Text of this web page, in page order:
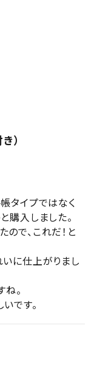
）
タイプではなく
購入しました。
で、これだ！と
いに仕上がりまし
ね。
です。